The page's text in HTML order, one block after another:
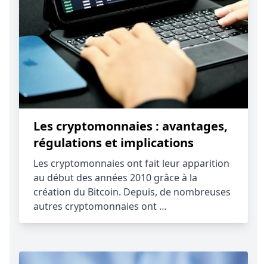
Les cryptomonnaies : avantages,
régulations et implications
Les cryptomonnaies ont fait leur apparition
au début des années 2010 grâce à la
création du Bitcoin. Depuis, de nombreuses
autres cryptomonnaies ont …